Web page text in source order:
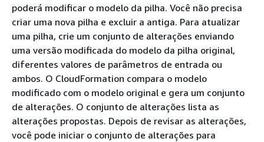
poderá modificar o modelo da pilha. Você não precisa
criar uma nova pilha e excluir a antiga. Para atualizar
uma pilha, crie um conjunto de alterações enviando
uma versão modificada do modelo da pilha original,
diferentes valores de parâmetros de entrada ou
ambos. O CloudFormation compara o modelo
modificado com o modelo original e gera um conjunto
de alterações. O conjunto de alterações lista as
alterações propostas. Depois de revisar as alterações,
você pode iniciar o conjunto de alterações para